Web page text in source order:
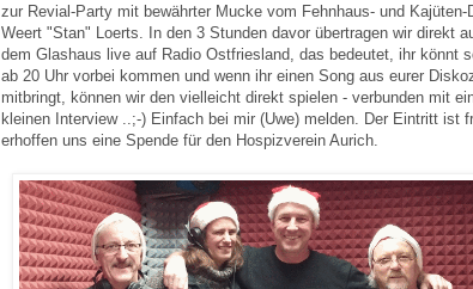
zur Revial-Party mit bewährter Mucke vom Fehnhaus- und Kajüten-
Weert "Stan" Loerts. In den 3 Stunden davor übertragen wir direkt
dem Glashaus live auf Radio Ostfriesland, das bedeutet, ihr könnt
ab 20 Uhr vorbei kommen und wenn ihr einen Song aus eurer
mitbringt, können wir den vielleicht direkt spielen - verbunden mit
kleinen Interview ..;-) Einfach bei mir (Uwe) melden. Der Eintritt ist
erhoffen uns eine Spende für den Hospizverein Aurich.